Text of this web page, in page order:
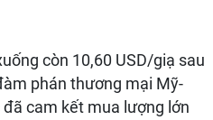
còn 10,60 USD/giạ sau
phán thương mại Mỹ-
cam kết mua lượng lớn